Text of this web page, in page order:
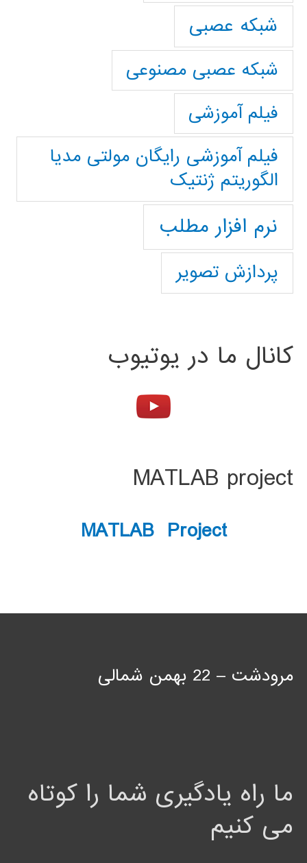
شبکه عصبی
شبکه عصبی مصنوعی
فیلم آموزشی
فیلم آموزشی رایگان مولتی مدیا
الگوریتم ژنتیک
نرم افزار مطلب
پردازش تصویر
کانال ما در یوتیوب
MATLAB project
MATLAB Project
مرودشت – 22 بهمن شمالی
ما راه یادگیری شما را کوتاه
می کنیم